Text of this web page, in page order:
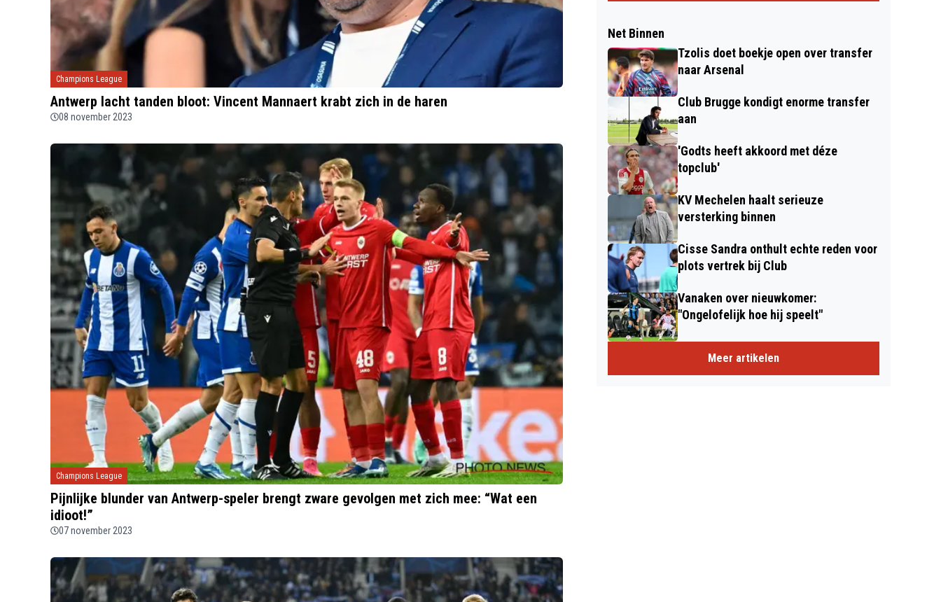
Champions League
Antwerp lacht tanden bloot: Vincent Mannaert krabt zich in de haren
08 november 2023
Champions League
Pijnlijke blunder van Antwerp-speler brengt zware gevolgen met zich mee: “Wat een
idioot!”
07 november 2023
Net Binnen
Tzolis doet boekje open over transfer
naar Arsenal
Club Brugge kondigt enorme transfer
aan
'Godts heeft akkoord met déze
topclub'
KV Mechelen haalt serieuze
versterking binnen
Cisse Sandra onthult echte reden voor
plots vertrek bij Club
Vanaken over nieuwkomer:
"Ongelofelijk hoe hij speelt"
Meer artikelen